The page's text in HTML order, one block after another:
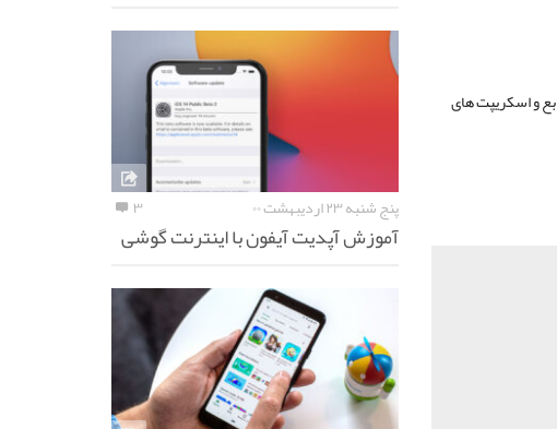
و اسکریپت های
پنج شنبه ۲۳ اردیبهشت ۰۰ ۳
آموزش آپدیت آیفون با اینترنت گوشی